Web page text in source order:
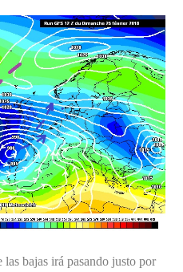
bajas irá pasando justo por